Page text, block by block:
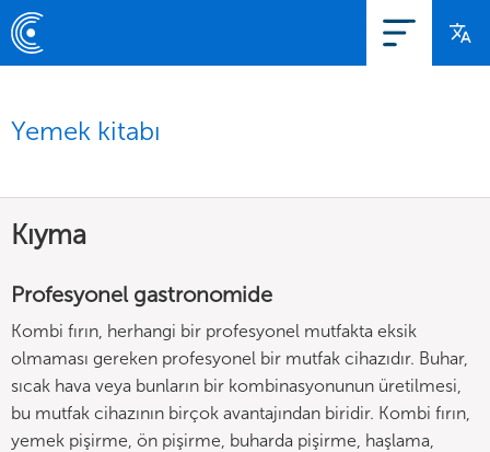
Yemek kitabı
Kıyma
Profesyonel gastronomide
Kombi fırın, herhangi bir profesyonel mutfakta eksik
olmaması gereken profesyonel bir mutfak cihazıdır. Buhar,
sıcak hava veya bunların bir kombinasyonunun üretilmesi,
bu mutfak cihazının birçok avantajından biridir. Kombi fırın,
yemek pişirme, ön pişirme, buharda pişirme, haşlama,